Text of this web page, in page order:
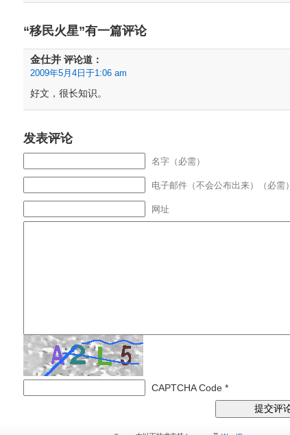
“移民火星”有一篇评论
金仕并 评论道：
2009年5月4日于1:06 am
好文，很长知识。
发表评论
名字（必需）
电子邮件（不会公布出来）（必需）
网址
CAPTCHA Code *